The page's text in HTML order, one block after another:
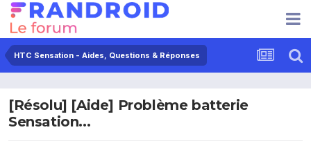
HTC Sensation - Aides, Questions & Réponses
[Résolu] [Aide] Problème batterie
Sensation...